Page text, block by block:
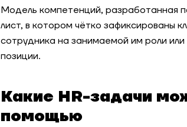
Модель компетенций, разработанная
лист, в котором чётко зафиксированы
сотрудника на занимаемой им роли
позиции.
Какие HR-задачи
помощью